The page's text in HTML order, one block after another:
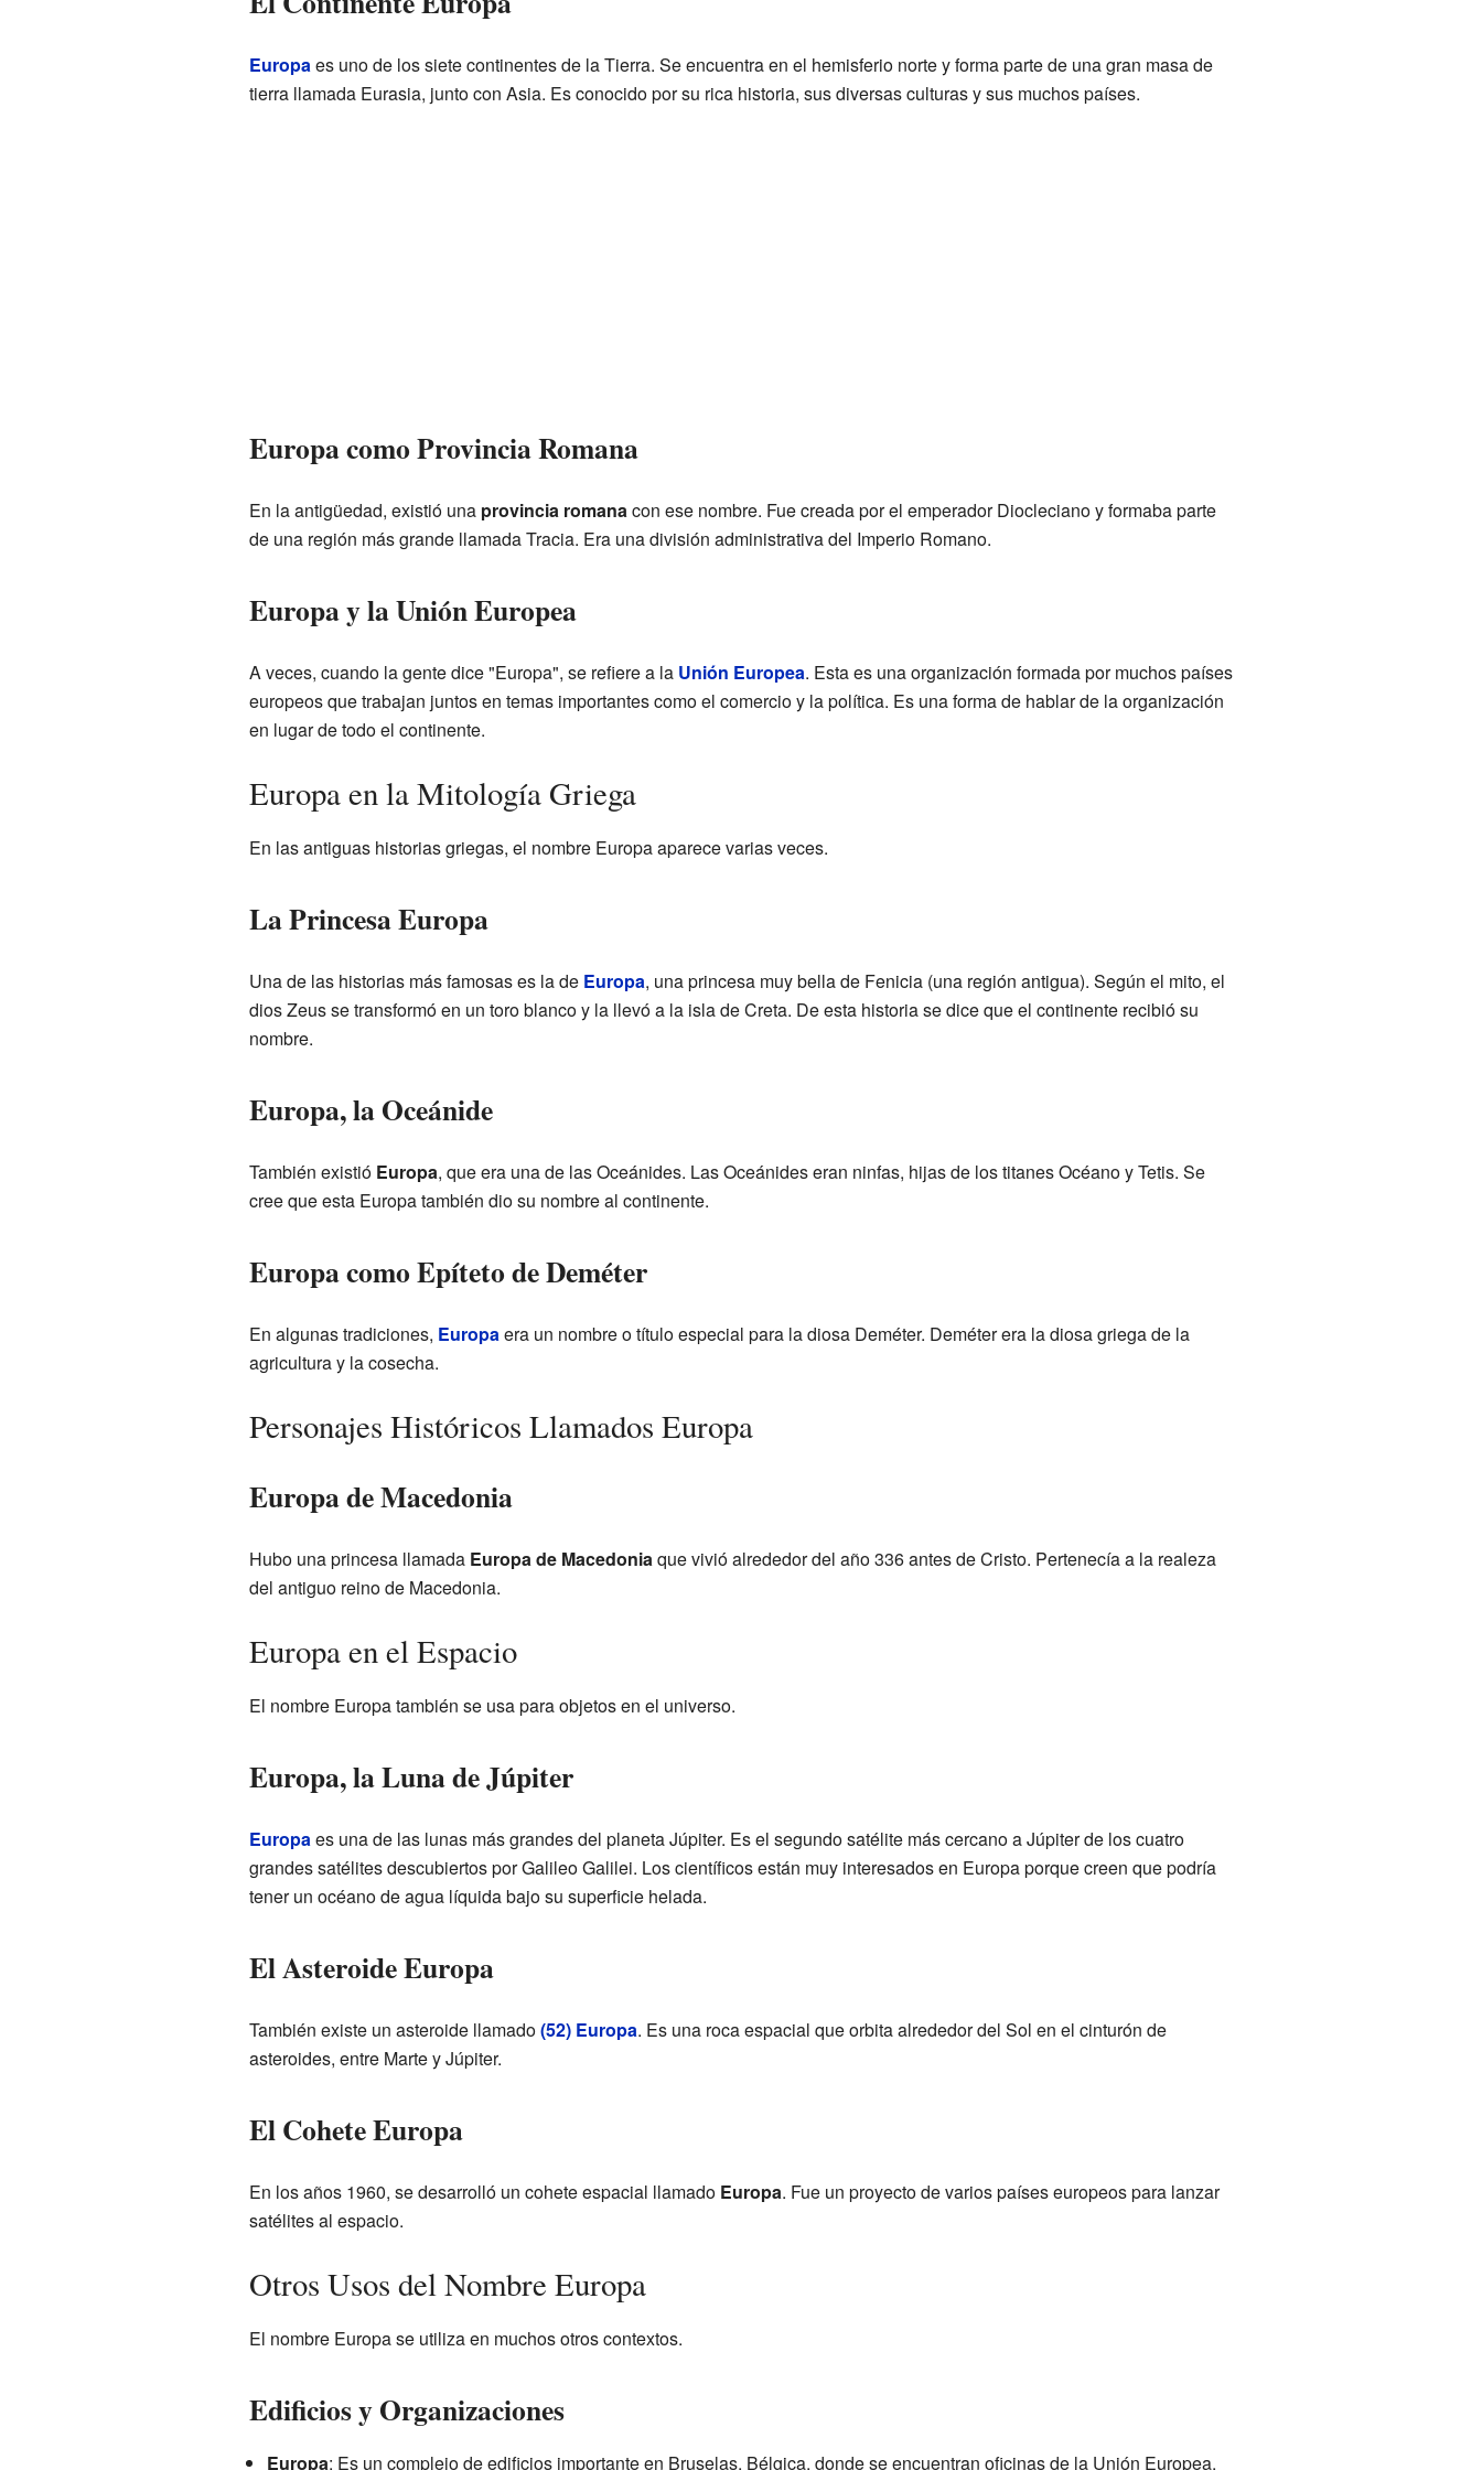
Europaes uno de los siete continentes de la Tierra. Se encuentra en el hemisferio norte y forma parte de una gran masa de
tierra llamada Eurasia, junto con Asia. Es conocido por su rica historia, sus diversas culturas y sus muchos países.
Europa como Provincia Romana
En la antigüedad, existió una provincia romanacon ese nombre. Fue creada por el emperador Diocleciano y formaba parte
de una región más grande llamada Tracia. Era una división administrativa del Imperio Romano.
Europa y la Unión Europea
A veces, cuando la gente dice "Europa", se refiere a la Unión Europea. Esta es una organización formada por muchos países
europeos que trabajan juntos en temas importantes como el comercio y la política. Es una forma de hablar de la organización
en lugar de todo el continente.
Europa en la Mitología Griega
En las antiguas historias griegas, el nombre Europa aparece varias veces.
La Princesa Europa
Una de las historias más famosas es la de Europa, una princesa muy bella de Fenicia (una región antigua). Según el mito, el
dios Zeus se transformó en un toro blanco y la llevó a la isla de Creta. De esta historia se dice que el continente recibió su
nombre.
Europa, la Oceánide
También existió Europa, que era una de las Oceánides. Las Oceánides eran ninfas, hijas de los titanes Océano y Tetis. Se
cree que esta Europa también dio su nombre al continente.
Europa como Epíteto de Deméter
En algunas tradiciones, Europaera un nombre o título especial para la diosa Deméter. Deméter era la diosa griega de la
agricultura y la cosecha.
Personajes Históricos Llamados Europa
Europa de Macedonia
Hubo una princesa llamada Europa de Macedoniaque vivió alrededor del año 336 antes de Cristo. Pertenecía a la realeza
del antiguo reino de Macedonia.
Europa en el Espacio
El nombre Europa también se usa para objetos en el universo.
Europa, la Luna de Júpiter
Europaes una de las lunas más grandes del planeta Júpiter. Es el segundo satélite más cercano a Júpiter de los cuatro
grandes satélites descubiertos por Galileo Galilei. Los científicos están muy interesados en Europa porque creen que podría
tener un océano de agua líquida bajo su superficie helada.
El Asteroide Europa
También existe un asteroide llamado(52) Europa. Es una roca espacial que orbita alrededor del Sol en el cinturón de
asteroides, entre Marte y Júpiter.
El Cohete Europa
En los años 1960, se desarrolló un cohete espacial llamado Europa. Fue un proyecto de varios países europeos para lanzar
satélites al espacio.
Otros Usos del Nombre Europa
El nombre Europa se utiliza en muchos otros contextos.
Edificios y Organizaciones
Europa: Es un complejo de edificios importante en Bruselas, Bélgica, donde se encuentran oficinas de la Unión Europea.